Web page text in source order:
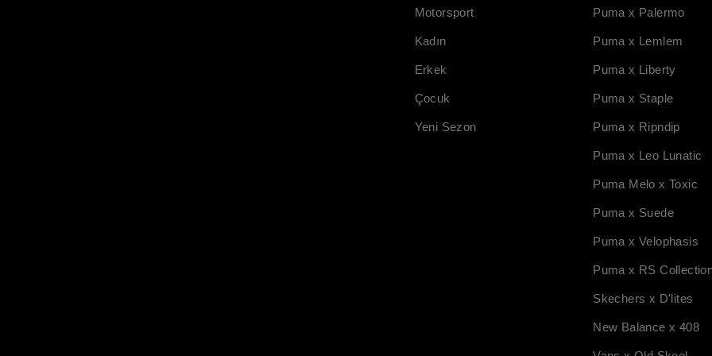
Motorsport
Kadın
Erkek
Çocuk
Yeni Sezon
Puma x Palermo
Puma x Lemlem
Puma x Liberty
Puma x Staple
Puma x Ripndip
Puma x Leo Lunatic
Puma Melo x Toxic
Puma x Suede
Puma x Velophasis
Puma x RS
Skechers x D'lites
New Balance x 408